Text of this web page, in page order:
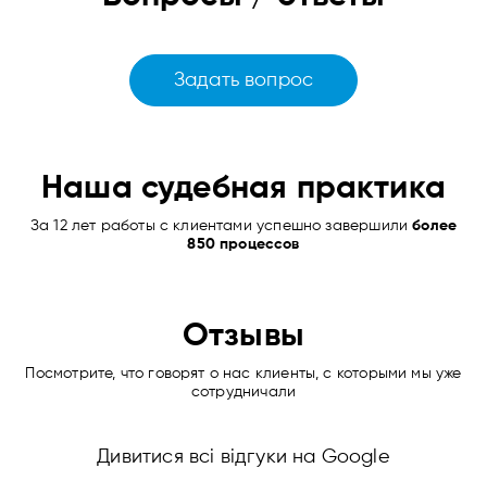
Задать вопрос
Наша судебная практика
За 12 лет работы с клиентами успешно завершилиболее
850 процессов
Отзывы
Посмотрите, что говорят о нас клиенты, с которыми мы уже
сотрудничали
Дивитися всі відгуки на Google